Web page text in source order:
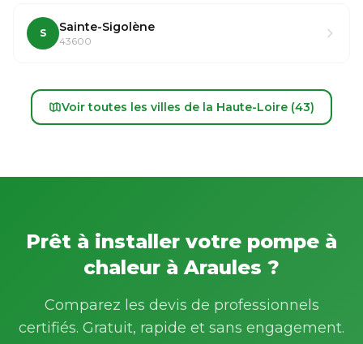
S Sainte-Sigolène
43600
Voir toutes les villes de la Haute-Loire (43)
Prêt à installer votre pompe à
chaleur à Araules ?
Comparez les devis de professionnels
certifiés. Gratuit, rapide et sans engagement.